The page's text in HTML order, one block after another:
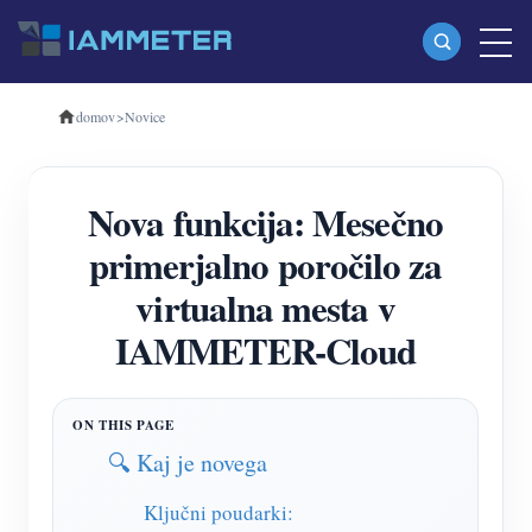
Izdelki
Trifazni merilnik energije Wi-Fi (WEM3080T)
Trifazni merilnik energije Wi-Fi (WEM3046T)
Trifazni merilnik energije Wi-Fi (WEM3050T)
WiFi krmilnik napajanja
IAMMETER Cloud Pro
Storitev samostojnega gostovanja
domov>Novice
Nova funkcija: Mesečno
primerjalno poročilo za
virtualna mesta v
IAMMETER-Cloud
🔍 Kaj je novega
Ključni poudarki: